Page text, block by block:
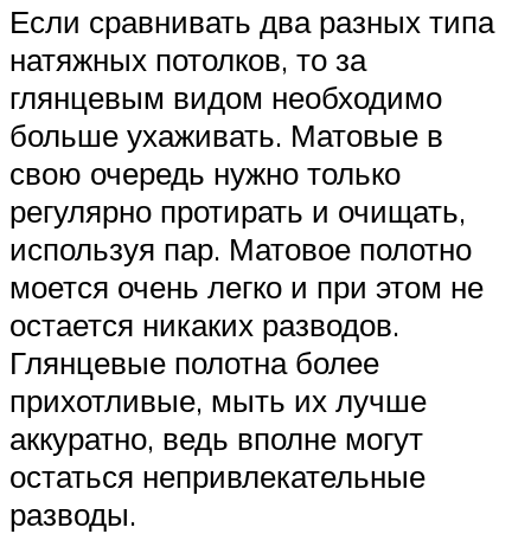
Если сравнивать два разных типа
натяжных потолков, то за
глянцевым видом необходимо
больше ухаживать. Матовые в
свою очередь нужно только
регулярно протирать и очищать,
используя пар. Матовое полотно
моется очень легко и при этом не
остается никаких разводов.
Глянцевые полотна более
прихотливые, мыть их лучше
аккуратно, ведь вполне могут
остаться непривлекательные
разводы.